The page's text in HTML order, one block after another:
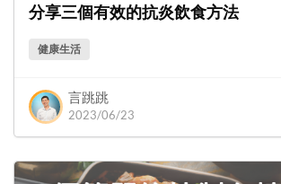
分享三個有效的抗炎飲食方法
健康生活
言跳跳
2023/06/23